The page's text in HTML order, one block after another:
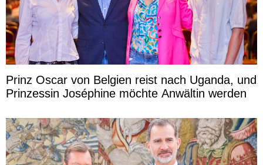
Prinz Oscar von Belgien reist nach Uganda, und
Prinzessin Joséphine möchte Anwältin werden